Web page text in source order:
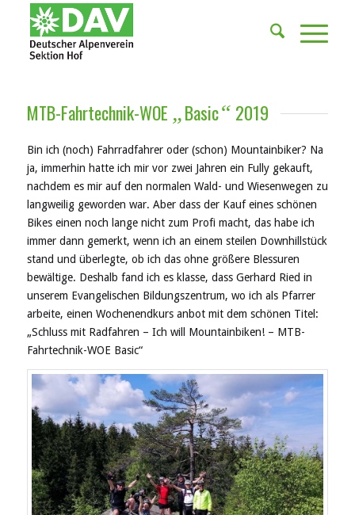
MTB-Fahrtechnik-WOE „Basic“ 2019
Bin ich (noch) Fahrradfahrer oder (schon) Mountainbiker? Na
ja, immerhin hatte ich mir vor zwei Jahren ein Fully gekauft,
nachdem es mir auf den normalen Wald- und Wiesenwegen zu
langweilig geworden war. Aber dass der Kauf eines schönen
Bikes einen noch lange nicht zum Profi macht, das habe ich
immer dann gemerkt, wenn ich an einem steilen Downhillstück
stand und überlegte, ob ich das ohne größere Blessuren
bewältige. Deshalb fand ich es klasse, dass Gerhard Ried in
unserem Evangelischen Bildungszentrum, wo ich als Pfarrer
arbeite, einen Wochenendkurs anbot mit dem schönen Titel:
„Schluss mit Radfahren – Ich will Mountainbiken! – MTB-
Fahrtechnik-WOE Basic“